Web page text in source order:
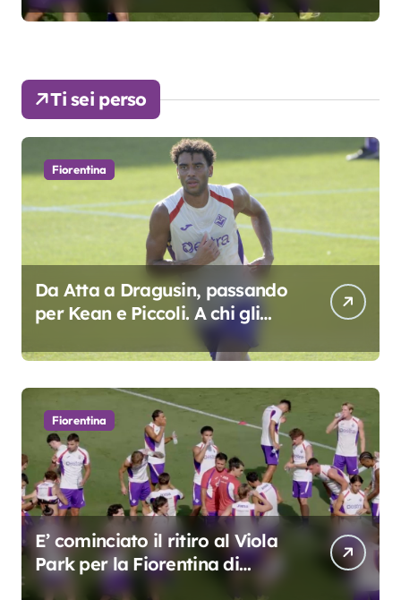
Ti sei perso
Fiorentina
Da Atta a Dragusin, passando
per Kean e Piccoli. A chi gli
oscar del precampionato?
Fiorentina
E’ cominciato il ritiro al Viola
Park per la Fiorentina di
Grosso